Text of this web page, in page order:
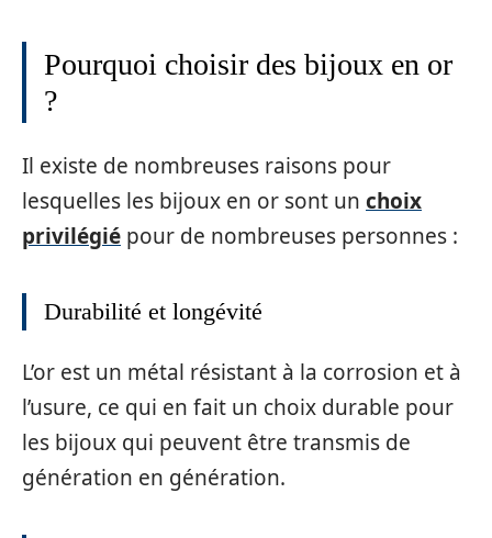
Pourquoi choisir des bijoux en or
?
Il existe de nombreuses raisons pour
lesquelles les bijoux en or sont un choix
privilégié pour de nombreuses personnes :
Durabilité et longévité
L’or est un métal résistant à la corrosion et à
l’usure, ce qui en fait un choix durable pour
les bijoux qui peuvent être transmis de
génération en génération.